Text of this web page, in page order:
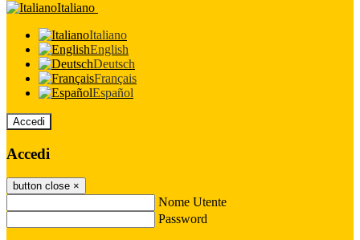
Italiano
Italiano
English
Deutsch
Français
Español
Accedi
Accedi
button close ×
Nome Utente
Password